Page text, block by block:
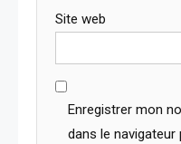
Site web
Enregistrer mon
dans le